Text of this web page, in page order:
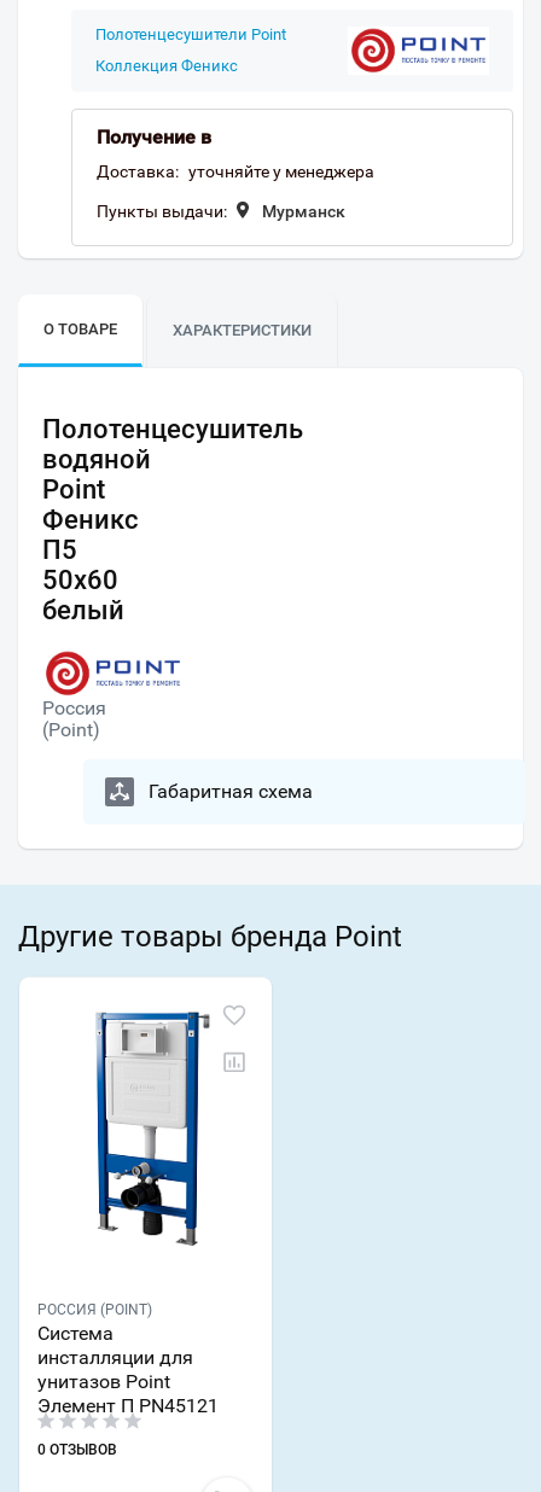
Полотенцесушители Point
Коллекция Феникс
Получение в
Доставка: уточняйте у менеджера
Пункты выдачи: Мурманск
О ТОВАРЕ ХАРАКТЕРИСТИКИ
Полотенцесушитель
водяной
Point
Феникс
П5
50x60
белый
Россия
(Point)
Габаритная схема
Другие товары бренда Point
РОССИЯ (POINT)
Система
инсталляции для
унитазов Point
Элемент П PN45121
0 ОТЗЫВОВ